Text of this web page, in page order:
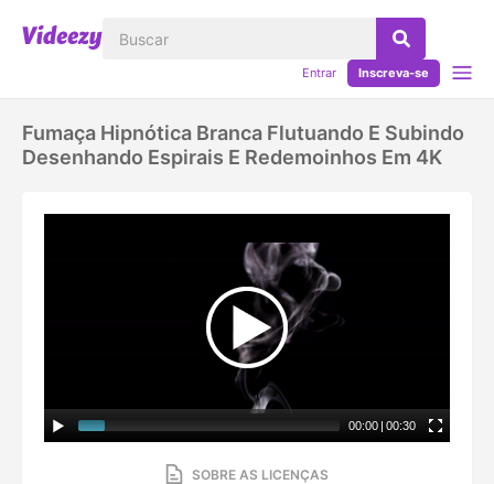
Entrar Inscreva-se
Fumaça Hipnótica Branca Flutuando E Subindo
Desenhando Espirais E Redemoinhos Em 4K
00:00 | 00:30
SOBRE AS LICENÇAS